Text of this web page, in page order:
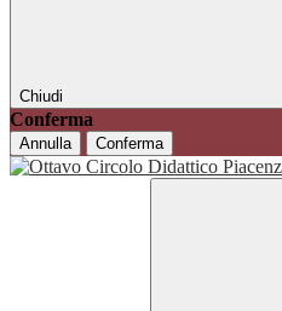
Chiudi
Conferma
Annulla Conferma